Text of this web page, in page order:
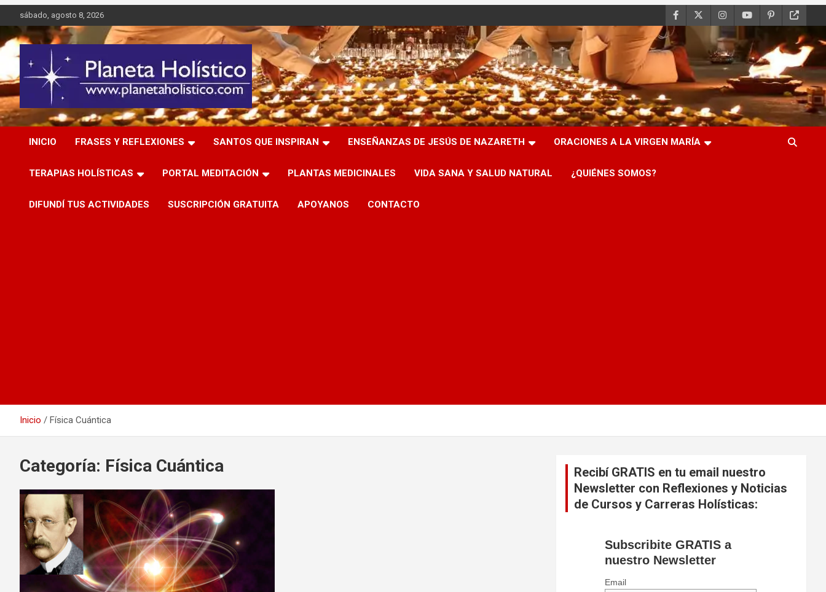
al
contenido
sábado, agosto 8, 2026
Planeta Holístico
Difusión de espiritualidad, terapias alternativas holísticas,
cursos, talleres y seminarios
INICIO
FRASES Y REFLEXIONES SANTOS QUE INSPIRAN ENSEÑANZAS DE JESÚS DE NAZARETH ORACIONES A LA VIRGEN MARÍA
TERAPIAS HOLÍSTICAS PORTAL MEDITACIÓN PLANTAS MEDICINALES VIDA SANA Y SALUD NATURAL ¿QUIÉNES SOMOS?
DIFUNDÍ TUS ACTIVIDADES SUSCRIPCIÓN GRATUITA APOYANOS CONTACTO
Inicio Física Cuántica
Categoría: Física Cuántica
Recibí GRATIS en tu email nuestro
Newsletter con Reflexiones y Noticias
de Cursos y Carreras Holísticas:
Subscribite GRATIS a
nuestro Newsletter
Email